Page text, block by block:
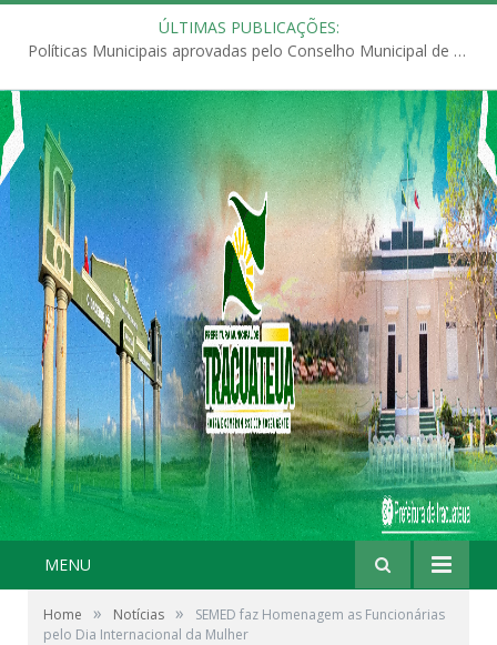
ÚLTIMAS PUBLICAÇÕES:
Políticas Municipais aprovadas pelo Conselho Municipal de Educação (CME)
MENU
Home » Notícias »
SEMED faz Homenagem as Funcionárias
pelo Dia Internacional da Mulher